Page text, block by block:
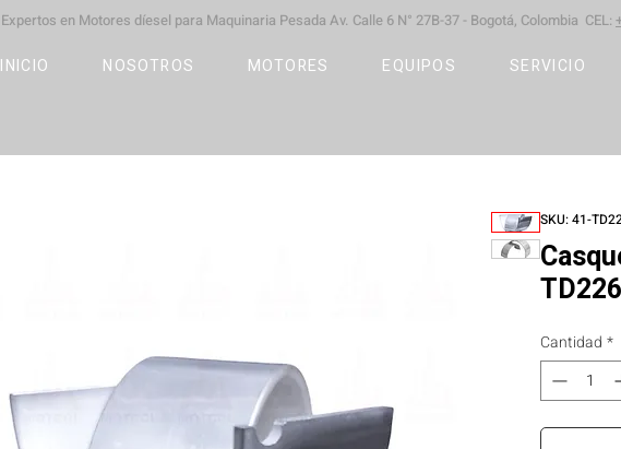
Expertos en Motores díesel para Maquinaria Pesada Av. Calle 6 N° 27B-37 - Bogotá, Colombia CEL:
INICIO NOSOTROS MOTORES EQUIPOS SERVICIO
SKU: 41-
Cantidad *